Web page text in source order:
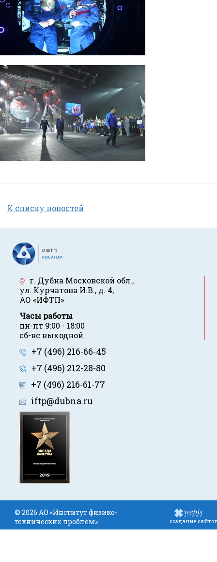
К списку новостей
г. Дубна Московской обл.,
ул. Курчатова И.В., д. 4,
АО «ИФТП»
Часы работы
пн-пт 9:00 - 18:00
сб-вс выходной
+7 (496) 216-66-45
+7 (496) 212-28-80
+7 (496) 216-61-77
iftp@dubna.ru
© 2026 АО «Институт физико-
технических проблем»
создание сайтов